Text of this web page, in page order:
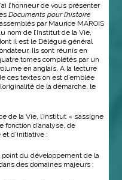
l’honneur de vous présenter
Documents pour l’histoire
par Maurice MAROIS
nom de l’Institut de la Vie,
il est le Délégué général
Ils sont réunis en
tomes complétés par un
en anglais. A la lecture
ces textes on est d’emblée
de la démarche, le
de la Vie, l’Institut « s’assigne
fonction d’analyse, de
d’initiative :
point du développement de la
des domaines majeurs ;